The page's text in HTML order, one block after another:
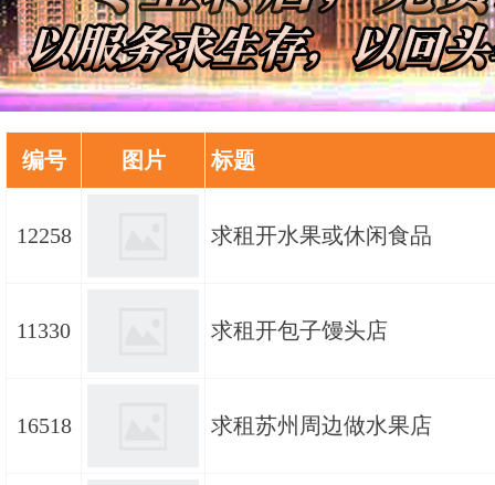
编号 图片 标题
12258 求租开水果或休闲食品
11330 求租开包子馒头店
16518 求租苏州周边做水果店